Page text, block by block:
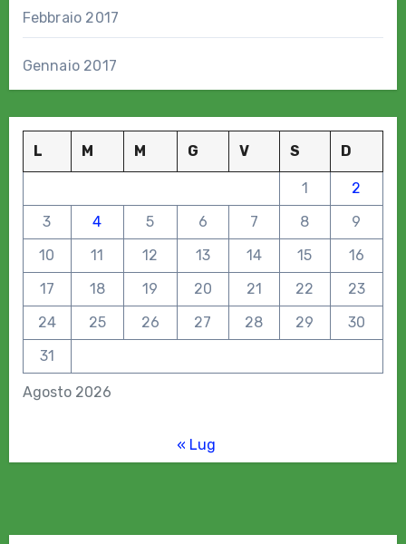
Febbraio 2017
Gennaio 2017
Agosto 2026
L M M G V S D
1
2
3
4 5 6 7 8
9
10
11 12 13 14 15
16
17
18 19 20 21 22
23
24
25 26 27 28 29
30
31
« Lug